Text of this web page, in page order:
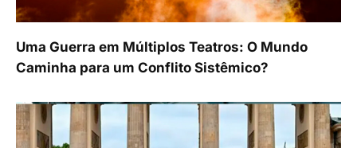
Uma Guerra em Múltiplos Teatros: O Mundo
Caminha para um Conflito Sistêmico?